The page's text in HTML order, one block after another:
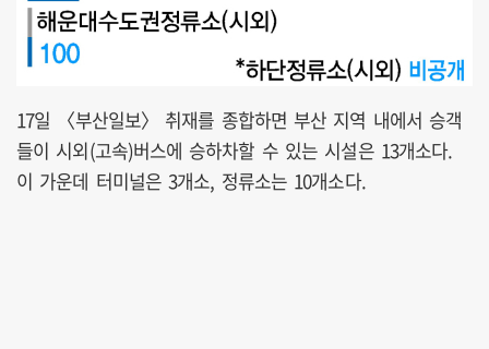
17일 〈부산일보〉 취재를 종합하면 부산 지역 내에서 승객
들이 시외(고속)버스에 승하차할 수 있는 시설은 13개소다.
이 가운데 터미널은 3개소, 정류소는 10개소다.